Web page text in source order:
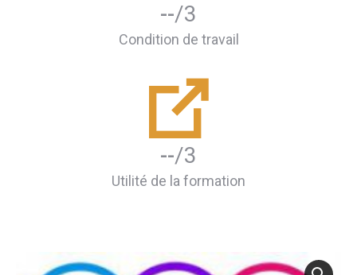
--/3
Condition de travail
--/3
Utilité de la formation